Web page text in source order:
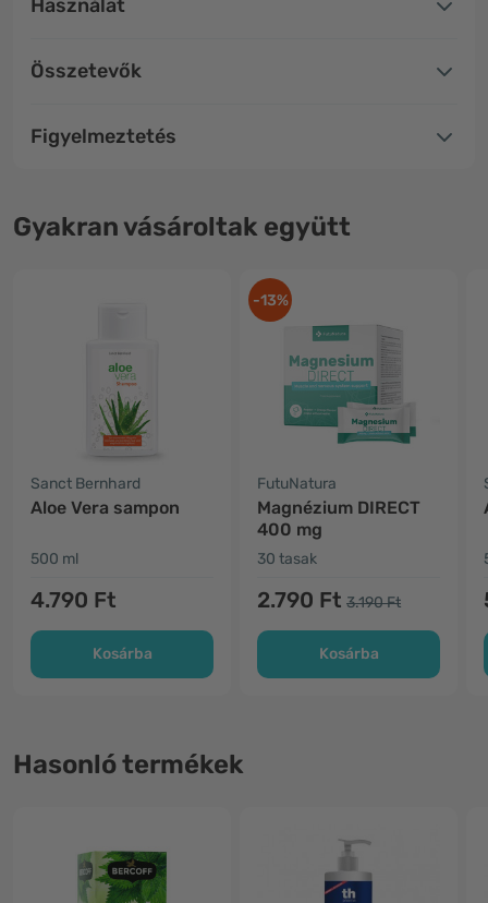
Használat
Összetevők
Figyelmeztetés
Gyakran vásároltak együtt
Sanct Bernhard
Aloe Vera sampon
500 ml
4.790 Ft
Kosárba
-13%
FutuNatura
Magnézium DIRECT
400 mg
30 tasak
2.790 Ft 3.190 Ft
Kosárba
Hasonló termékek